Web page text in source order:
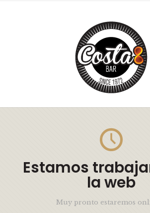
Estamos
la web
Muy pronto estaremos